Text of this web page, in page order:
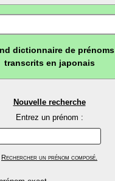
dictionnaire de prénoms
transcrits en japonais
Nouvelle recherche
Entrez un prénom :
Rechercher un prénom composé.